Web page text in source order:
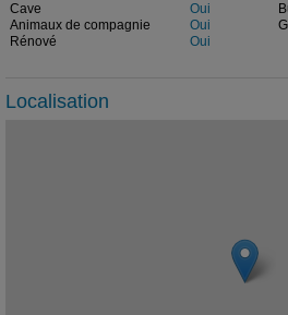
Cave Oui
Animaux de compagnie
Oui
Rénové
Oui
Localisation